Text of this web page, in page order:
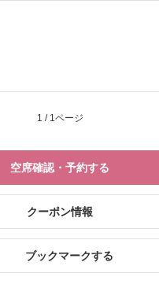
1 / 1ページ
空席確認・予約する
クーポン情報
ブックマークする